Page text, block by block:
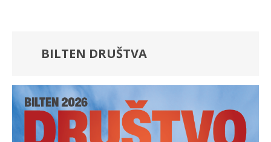
BILTEN DRUŠTVA